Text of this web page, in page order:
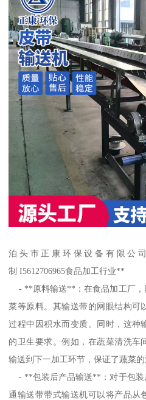
泊头市正康环保设备有限公
制 I5612706965食品加工行业**
- **原料输送**：在食品加工厂，
菜等原料。其输送带的网眼结构可
过程中因积水而变质。同时，这种
的卫生要求。例如，在蔬菜清洗车
输送到下一加工环节，保证了蔬菜的
- **包装后产品输送**：对于包装
通输送带带式输送机可以将产品从